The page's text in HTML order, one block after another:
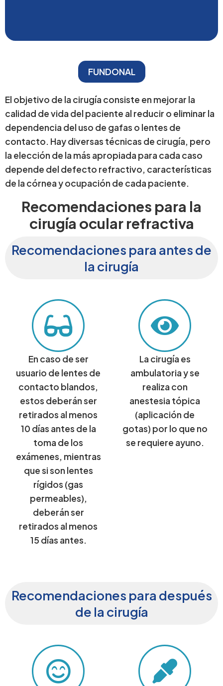
FUNDONAL
El objetivo de la cirugía consiste en mejorar la
calidad de vida del paciente al reducir o eliminar la
dependencia del uso de gafas o lentes de
contacto. Hay diversas técnicas de cirugía, pero
la elección de la más apropiada para cada caso
depende del defecto refractivo, características
de la córnea y ocupación de cada paciente.​
Recomendaciones para la
cirugía ocular refractiva
Recomendaciones para antes de
la cirugía
En caso de ser
usuario de lentes de
contacto blandos,
estos deberán ser
retirados al menos
10 días antes de la
toma de los
exámenes, mientras
que si son lentes
rígidos (gas
permeables),
deberán ser
retirados al menos
15 días antes.
La cirugía es
ambulatoria y se
realiza con
anestesia tópica
(aplicación de
gotas) por lo que no
se requiere ayuno.
Recomendaciones para después
de la cirugía